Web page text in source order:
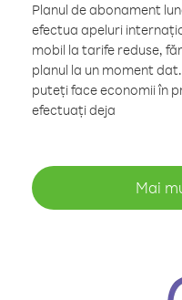
Planul de abonament
efectua apeluri
mobil la tarife reduse,
planul la un moment
puteți face economii în
efectuați deja
Mai